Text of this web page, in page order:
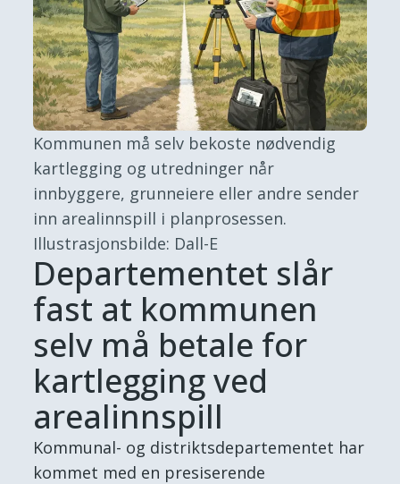
Kommunen må selv bekoste nødvendig
kartlegging og utredninger når
innbyggere, grunneiere eller andre sender
inn arealinnspill i planprosessen.
Illustrasjonsbilde: Dall-E
Departementet slår
fast at kommunen
selv må betale for
kartlegging ved
arealinnspill
Kommunal- og distriktsdepartementet har
kommet med en presiserende